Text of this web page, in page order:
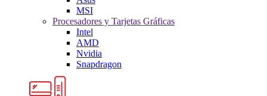
MSI
Procesadores y Tarjetas Gráficas
Intel
AMD
Nvidia
Snapdragon